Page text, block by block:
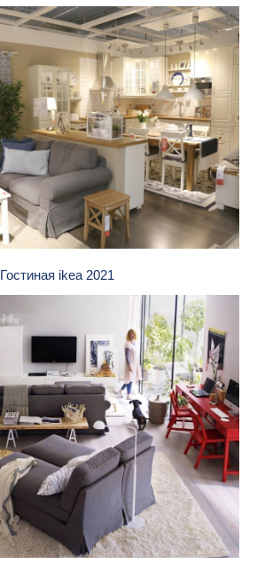
Гостиная ikea 2021